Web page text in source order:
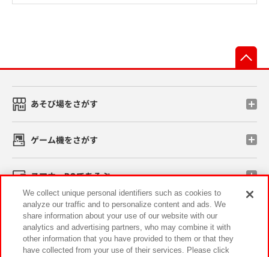
あそび場をさがす
ゲーム機をさがす
スマホ・PCであそぶ
イベント・キャンペーン
We collect unique personal identifiers such as cookies to
analyze our traffic and to personalize content and ads. We
share information about your use of our website with our
analytics and advertising partners, who may combine it with
other information that you have provided to them or that they
have collected from your use of their services. Please click